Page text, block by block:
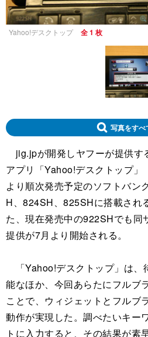
Yahoo!デスクトップ 全 1 枚
写真をすべ
jig.jpが開発しヤフーが提供す
アプリ「Yahoo!デスクトップ」
より順次発売予定のソフトバン
H、824SH、825SHに搭載され
た、現在発売中の922SHでも同
提供が7月より開始される。
「Yahoo!デスクトップ」は、
能なほか、今回あらたにフルブ
ことで、ウィジェットとフルブ
動作が実現した。調べたいキー
トに入力すると、その結果が素